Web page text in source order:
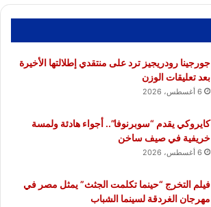
جورجينا رودريجيز ترد على منتقدي إطلالتها الأخيرة
بعد تعليقات الوزن
6 أغسطس، 2026
كايروكي يقدم “سوبرنوفا”.. أجواء هادئة ولمسة
خريفية في صيف ساخن
6 أغسطس، 2026
فيلم التخرج “حينما تكلمت الجثث” يمثل مصر في
مهرجان الغردقة لسينما الشباب